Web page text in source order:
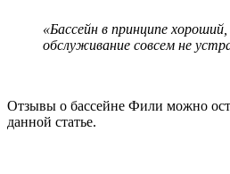
«Бассейн в принципе
обслуживание совсем не
Отзывы о бассейне Фили можно
данной статье.